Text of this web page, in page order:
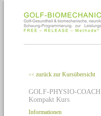
<< zurück zur Kursübersicht
GOLF-PHYSIO-COACH
Kompakt Kurs
Informationen